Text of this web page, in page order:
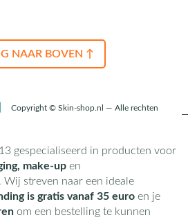
NAAR BOVEN ↑
Copyright © Skin-shop.nl — Alle rechten
gespecialiseerd in producten voor
make-upen
Wij streven naar een ideale
is gratis vanaf 35 euroen je
om een bestelling te kunnen